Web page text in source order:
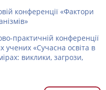
конференції «Фактори
практичній конференції
учених «Сучасна освіта в
виклики, загрози,